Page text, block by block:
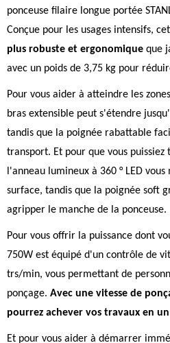
ponceuse filaire longue portée
Conçue pour les usages intensifs,
plus robuste et ergonomique que
avec un poids de 3,75 kg pour
Pour vous aider à atteindre les
bras extensible peut s'étendre
tandis que la poignée rabattable
transport. Et pour que vous
l'anneau lumineux à 360 ° LED
surface, tandis que la poignée soft
agripper le manche de la ponceuse.
Pour vous offrir la puissance dont
750W est équipé d'un contrôle de
trs/min, vous permettant de
ponçage. Avec une vitesse de
pourrez achever vos travaux en
Et pour vous aider à démarrer